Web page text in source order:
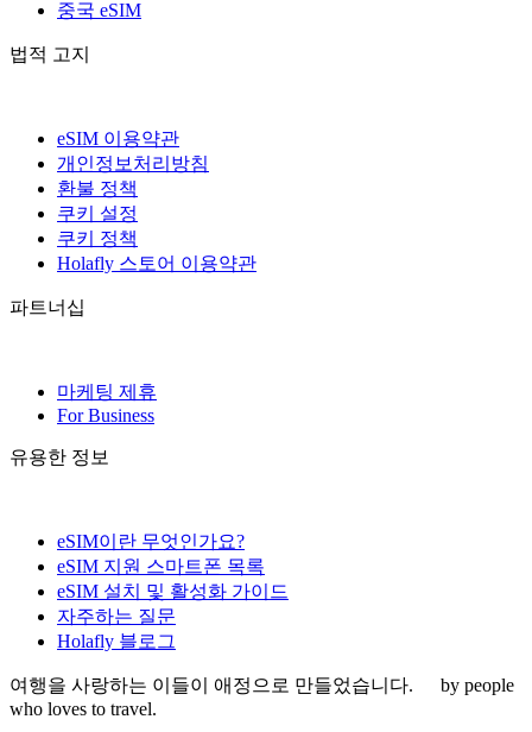
중국 eSIM
법적 고지
eSIM 이용약관
개인정보처리방침
환불 정책
쿠키 설정
쿠키 정책
Holafly 스토어 이용약관
파트너십
마케팅 제휴
For Business
유용한 정보
eSIM이란 무엇인가요?
eSIM 지원 스마트폰 목록
eSIM 설치 및 활성화 가이드
자주하는 질문
Holafly 블로그
여행을 사랑하는 이들이 애정으로 만들었습니다.
by people
who loves to travel.